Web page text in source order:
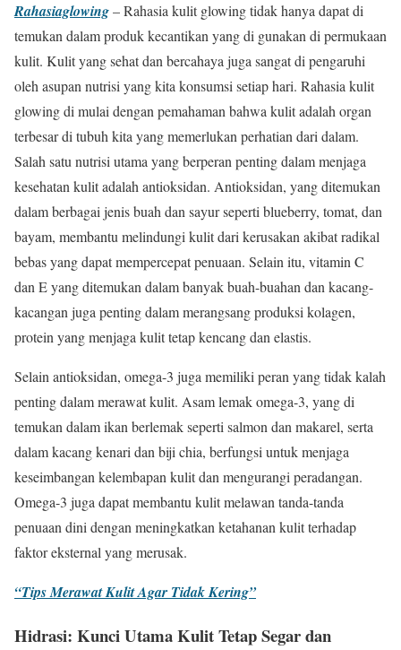
Rahasiaglowing– Rahasia kulit glowing tidak hanya dapat di
temukan dalam produk kecantikan yang di gunakan di permukaan
kulit. Kulit yang sehat dan bercahaya juga sangat di pengaruhi
oleh asupan nutrisi yang kita konsumsi setiap hari. Rahasia kulit
glowing di mulai dengan pemahaman bahwa kulit adalah organ
terbesar di tubuh kita yang memerlukan perhatian dari dalam.
Salah satu nutrisi utama yang berperan penting dalam menjaga
kesehatan kulit adalah antioksidan. Antioksidan, yang ditemukan
dalam berbagai jenis buah dan sayur seperti blueberry, tomat, dan
bayam, membantu melindungi kulit dari kerusakan akibat radikal
bebas yang dapat mempercepat penuaan. Selain itu, vitamin C
dan E yang ditemukan dalam banyak buah-buahan dan kacang-
kacangan juga penting dalam merangsang produksi kolagen,
protein yang menjaga kulit tetap kencang dan elastis.
Selain antioksidan, omega-3 juga memiliki peran yang tidak kalah
penting dalam merawat kulit. Asam lemak omega-3, yang di
temukan dalam ikan berlemak seperti salmon dan makarel, serta
dalam kacang kenari dan biji chia, berfungsi untuk menjaga
keseimbangan kelembapan kulit dan mengurangi peradangan.
Omega-3 juga dapat membantu kulit melawan tanda-tanda
penuaan dini dengan meningkatkan ketahanan kulit terhadap
faktor eksternal yang merusak.
“Tips Merawat Kulit Agar Tidak Kering”
Hidrasi: Kunci Utama Kulit Tetap Segar dan